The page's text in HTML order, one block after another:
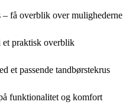
– få overblik over mulighederne
et praktisk overblik
et passende tandbørstekrus
funktionalitet og komfort